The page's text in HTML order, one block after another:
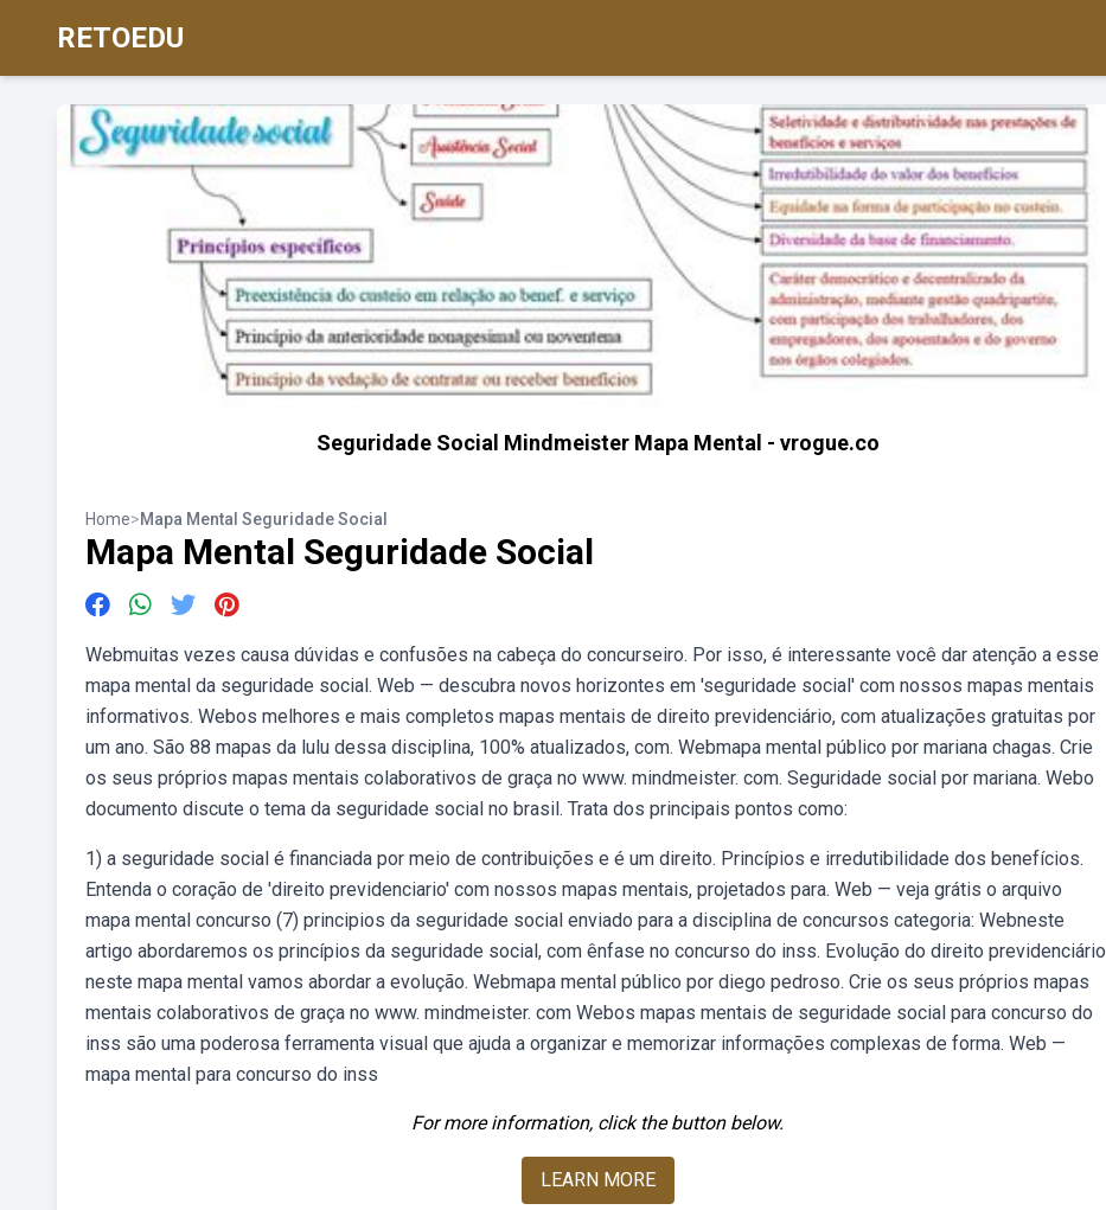
RETOEDU
Seguridade Social Mindmeister Mapa Mental - vrogue.co
Home>Mapa Mental Seguridade Social
Mapa Mental Seguridade Social
Webmuitas vezes causa dúvidas e confusões na cabeça do concurseiro. Por isso, é interessante você dar atenção a esse
mapa mental da seguridade social. Web — descubra novos horizontes em 'seguridade social' com nossos mapas mentais
informativos. Webos melhores e mais completos mapas mentais de direito previdenciário, com atualizações gratuitas por
um ano. São 88 mapas da lulu dessa disciplina, 100% atualizados, com. Webmapa mental público por mariana chagas. Crie
os seus próprios mapas mentais colaborativos de graça no www. mindmeister. com. Seguridade social por mariana. Webo
documento discute o tema da seguridade social no brasil. Trata dos principais pontos como:
1) a seguridade social é financiada por meio de contribuições e é um direito. Princípios e irredutibilidade dos benefícios.
Entenda o coração de 'direito previdenciario' com nossos mapas mentais, projetados para. Web — veja grátis o arquivo
mapa mental concurso (7) principios da seguridade social enviado para a disciplina de concursos categoria: Webneste
artigo abordaremos os princípios da seguridade social, com ênfase no concurso do inss. Evolução do direito previdenciário
neste mapa mental vamos abordar a evolução. Webmapa mental público por diego pedroso. Crie os seus próprios mapas
mentais colaborativos de graça no www. mindmeister. com Webos mapas mentais de seguridade social para concurso do
inss são uma poderosa ferramenta visual que ajuda a organizar e memorizar informações complexas de forma. Web —
mapa mental para concurso do inss
For more information, click the button below.
LEARN MORE